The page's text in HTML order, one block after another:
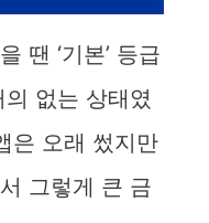
땐 ‘기본’ 등급
없는 상태였
은 오래 썼지만
그렇게 큰 금